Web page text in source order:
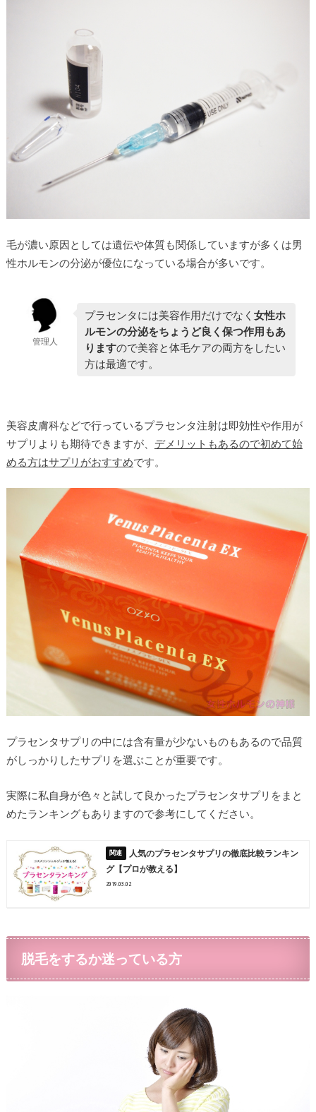
毛が濃い原因としては遺伝や体質も関係していますが多くは男
性ホルモンの分泌が優位になっている場合が多いです。
管理人
プラセンタには美容作用だけでなく 女性ホ
ルモンの分泌をちょうど良く保つ作用もあ
りますので美容と体毛ケアの両方をしたい
方は最適です。
美容皮膚科などで行っているプラセンタ注射は即効性や作用が
サプリよりも期待できますが、 デメリットもあるので初めて始
める方はサプリがおすすめです。
プラセンタサプリの中には含有量が少ないものもあるので品質
がしっかりしたサプリを選ぶことが重要です。
実際に私自身が色々と試して良かったプラセンタサプリをまと
めたランキングもありますので参考にしてください。
人気のプラセンタサプリの徹底比較ランキン
グ【プロが教える】
2019.03.02
脱毛をするか迷っている方